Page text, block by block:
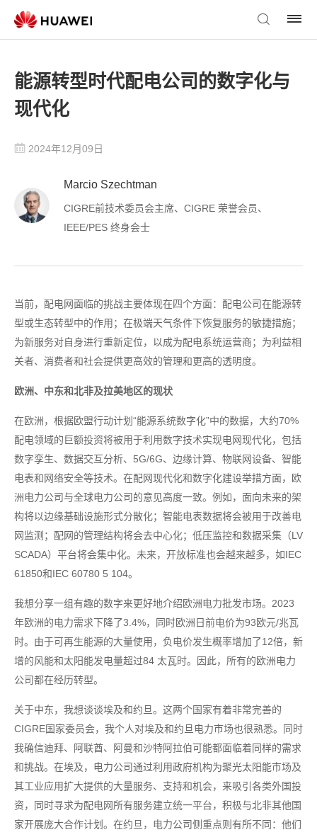
能源转型时代配电公司的数字化与
现代化
2024年12月09日
Marcio Szechtman
CIGRE前技术委员会主席、CIGRE 荣誉会员、
IEEE/PES 终身会士
当前，配电网面临的挑战主要体现在四个方面：配电公司在能源转
型或生态转型中的作用；在极端天气条件下恢复服务的敏捷措施；
为新服务对自身进行重新定位，以成为配电系统运营商；为利益相
关者、消费者和社会提供更高效的管理和更高的透明度。
欧洲、中东和北非及拉美地区的现状
在欧洲，根据欧盟行动计划“能源系统数字化”中的数据，大约70%
配电领域的巨额投资将被用于利用数字技术实现电网现代化，包括
数字孪生、数据交互分析、5G/6G、边缘计算、物联网设备、智能
电表和网络安全等技术。在配网现代化和数字化建设举措方面，欧
洲电力公司与全球电力公司的意见高度一致。例如，面向未来的架
构将以边缘基础设施形式分散化；智能电表数据将会被用于改善电
网监测；配网的管理结构将会去中心化；低压监控和数据采集（LV
SCADA）平台将会集中化。未来，开放标准也会越来越多，如IEC
61850和IEC 60780 5 104。
我想分享一组有趣的数字来更好地介绍欧洲电力批发市场。2023
年欧洲的电力需求下降了3.4%，同时欧洲日前电价为93欧元/兆瓦
时。由于可再生能源的大量使用，负电价发生概率增加了12倍，新
增的风能和太阳能发电量超过84 太瓦时。因此，所有的欧洲电力
公司都在经历转型。
关于中东，我想谈谈埃及和约旦。这两个国家有着非常完善的
CIGRE国家委员会，我个人对埃及和约旦电力市场也很熟悉。同时
我确信迪拜、阿联酋、阿曼和沙特阿拉伯可能都面临着同样的需求
和挑战。在埃及，电力公司通过利用政府机构为聚光太阳能市场及
其工业应用扩大提供的大量服务、支持和机会，来吸引各类外国投
资，同时寻求为配电网所有服务建立统一平台，积极与北非其他国
家开展庞大合作计划。在约旦，电力公司侧重点则有所不同：他们